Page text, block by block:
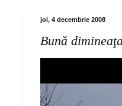
joi, 4 decembrie 2008
Bună